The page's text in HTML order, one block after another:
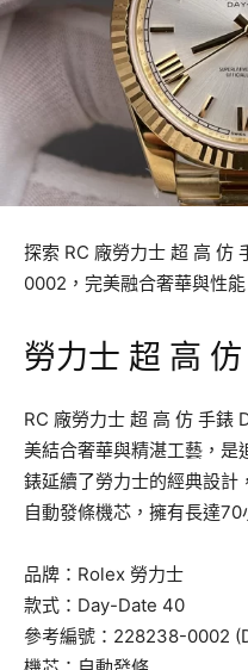
探索 RC 廠勞力士 超 高
0002，完美融合奢華與性
勞力士 超 高
RC 廠勞力士 超 高 仿 手
美結合奢華與精湛工藝，是
錶延續了勞力士的經典設
自動發條機芯，擁有長達
品牌：Rolex 勞力士
款式：Day-Date 40
參考編號：228238-0002